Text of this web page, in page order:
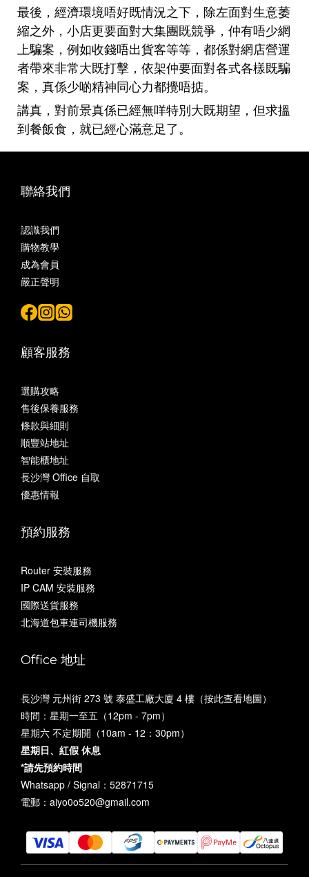
最後，經濟環境唔好既情況之下，除左面對生意萎
縮之外，小店更要面對大集團既競爭，仲有唔少網
上騙案，例如收錢唔出貨客等等，都係對網店營運
者帶來非常大既打擊，依架仲要面對各式各樣既騙
案，真係少啲精神同心力都攪唔掂。
講真，對前景真係已經無咩特別大既期望，但求搵
到餐飯食，就已經心滿意足了。
聯絡我們
認識我們
購物教學
成為會員
嚴正聲明
顧客服務
選購攻略
售後保養服務
條款與細則
順豐站地址
智能櫃地址
長沙灣 Office 自取
優惠情報
預約服務
Router 安裝服務
IP CAM 安裝服務
國際送貨服務
北海道包車連司機服務
Office 地址
長沙灣 元州街 273 號 泰盛工廠大廈 4 樓（按此查看地圖）
時間：星期一至五（12pm - 7pm）
星期六 不定期開（10am - 12：30pm）
星期日、紅假 休息
*請先預約時間
Whatsapp / Signal：52871715
電郵：aiyo0o520@gmail.com